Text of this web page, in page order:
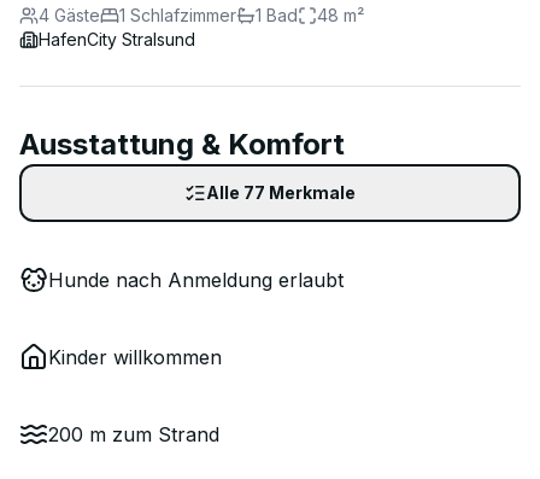
4 Gäste 1 Schlafzimmer 1 Bad 48 m²
HafenCity Stralsund
Ausstattung & Komfort
Alle 77 Merkmale
Hunde nach Anmeldung erlaubt
Kinder willkommen
200 m zum Strand